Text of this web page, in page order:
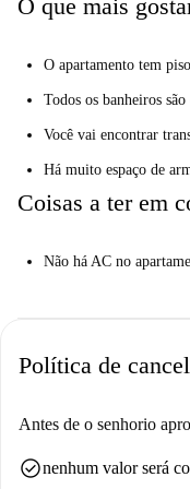
O que mais
O apartamento tem
Todos os banheiros
Você vai encontrar
Há muito espaço de
Coisas a ter em
Não há AC no
Política de
Antes de o senhorio
check_circlenenhum valor será